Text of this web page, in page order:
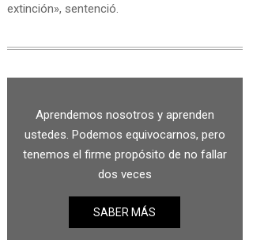
extinción», sentenció.
Aprendemos nosotros y aprenden
ustedes. Podemos equivocarnos, pero
tenemos el firme propósito de no fallar
dos veces
SABER MÁS